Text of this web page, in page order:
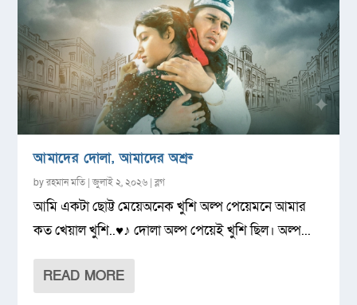
আমাদের দোলা, আমাদের অশ্রু
byরহমান মতি |জুলাই ২, ২০২৬ |ব্লগ
আমি একটা ছোট্ট মেয়েঅনেক খুশি অল্প পেয়েমনে আমার
কত খেয়াল খুশি..♥♪ দোলা অল্প পেয়েই খুশি ছিল। অল্প...
READ MORE